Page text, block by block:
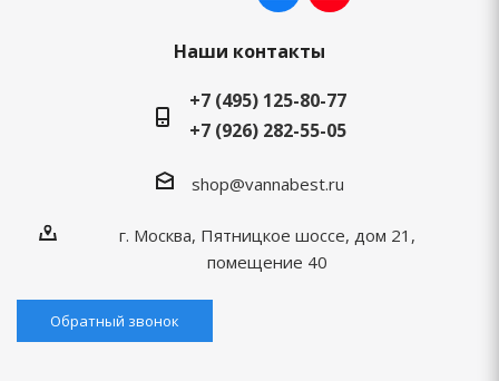
Наши контакты
+7 (495) 125-80-77
+7 (926) 282-55-05
shop@vannabest.ru
г. Москва, Пятницкое шоссе, дом 21,
помещение 40
Обратный звонок